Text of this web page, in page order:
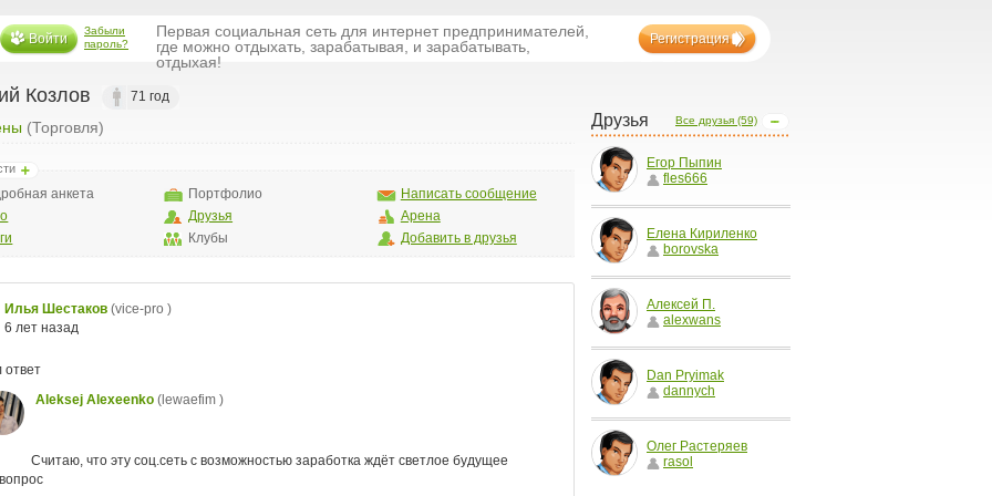
Войти
Забыли
пароль?
Первая социальная сеть для интернет предпринимателей,
где можно отдыхать, зарабатывая, и зарабатывать,
отдыхая!
Регистрация
Все друзья (59)
Друзья
Егор Пыпин
fles666
Елена Кириленко
borovska
Алексей П.
alexwans
Dan Pryimak
dannych
Олег Растеряев
rasol
Козлов 71 год
(Торговля)
анкета
Портфолио
Друзья
Клубы
Написать сообщение
Арена
Добавить в друзья